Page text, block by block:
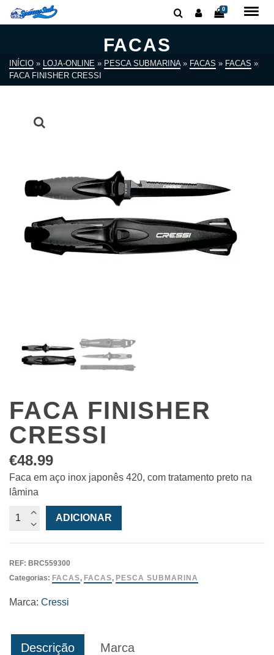
0
FACAS
INÍCIO » LOJA-ONLINE » PESCA SUBMARINA » FACAS » FACAS »
FACA FINISHER CRESSI
FACA FINISHER
CRESSI
€48.99
Faca em aço inox japonês 420, com tratamento preto na
lâmina
Quantidade
ADICIONAR
REF: BRC559300
Categorias: FACAS, FACAS, PESCA SUBMARINA
Marca: Cressi
Descrição Marca